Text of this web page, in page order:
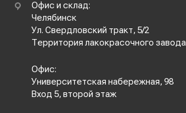
Офис и склад:
Челябинск
Ул. Свердловский тракт, 5/2
Территория лакокрасочного завода
Офис:
Университетская набережная, 98
Вход 5, второй этаж